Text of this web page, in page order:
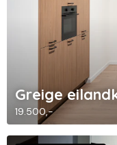
Greige
19.500,-